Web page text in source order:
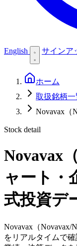
English サインア
ホーム
取扱銘柄一
Novavax（
Stock detail
Novavax
ャート・
式投資デ
Novavax（
をリアルタイムで